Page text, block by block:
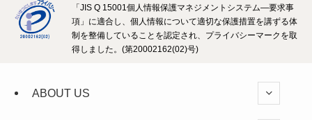
「JIS Q 15001個人情報保護マネジメントシステム―要求事
項」に適合し、個人情報について適切な保護措置を講ずる体
制を整備していることを認定され、プライバシーマークを取
得しました。(第20002162(02)号)
ABOUT US